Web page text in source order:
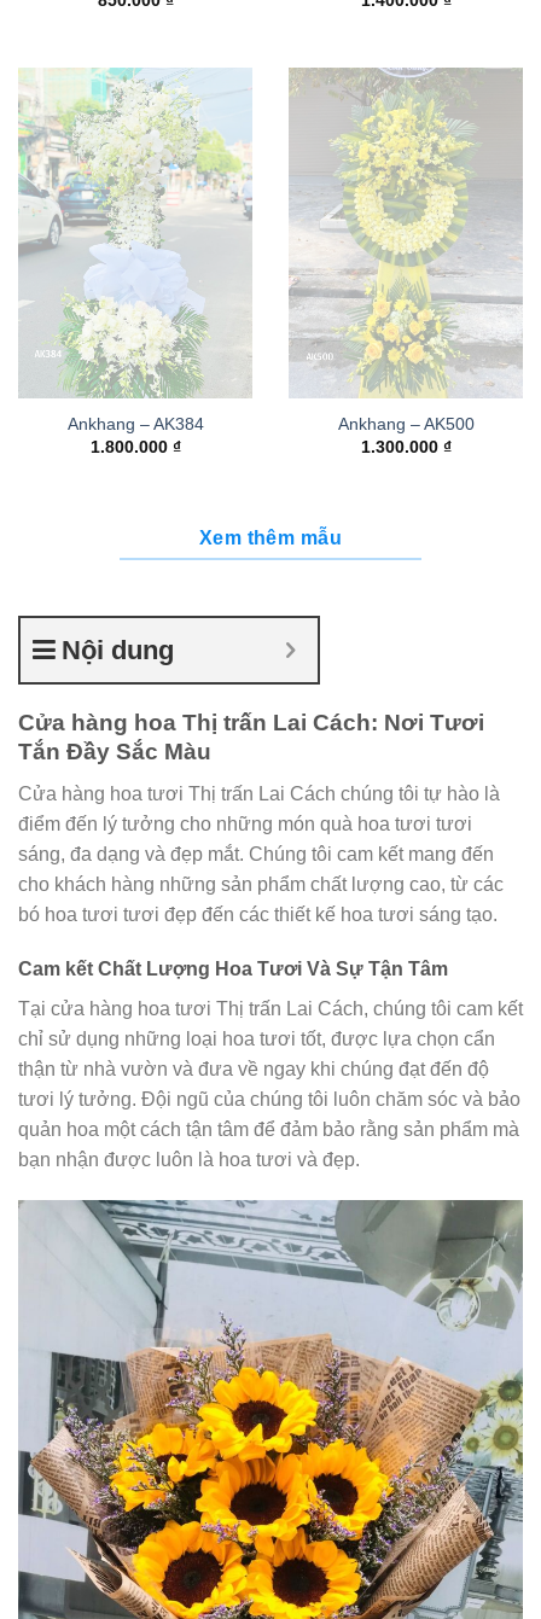
Ankhang – AK384
1.800.000 ₫
Ankhang – AK500
1.300.000 ₫
Xem thêm mẫu
Nội dung
Cửa hàng hoa Thị trấn Lai Cách: Nơi Tươi
Tắn Đầy Sắc Màu
Cửa hàng hoa tươi Thị trấn Lai Cách chúng tôi tự hào là
điểm đến lý tưởng cho những món quà hoa tươi tươi
sáng, đa dạng và đẹp mắt. Chúng tôi cam kết mang đến
cho khách hàng những sản phẩm chất lượng cao, từ các
bó hoa tươi tươi đẹp đến các thiết kế hoa tươi sáng tạo.
Cam kết Chất Lượng Hoa Tươi Và Sự Tận Tâm
Tại cửa hàng hoa tươi Thị trấn Lai Cách, chúng tôi cam kết
chỉ sử dụng những loại hoa tươi tốt, được lựa chọn cẩn
thận từ nhà vườn và đưa về ngay khi chúng đạt đến độ
tươi lý tưởng. Đội ngũ của chúng tôi luôn chăm sóc và bảo
quản hoa một cách tận tâm để đảm bảo rằng sản phẩm mà
bạn nhận được luôn là hoa tươi và đẹp.